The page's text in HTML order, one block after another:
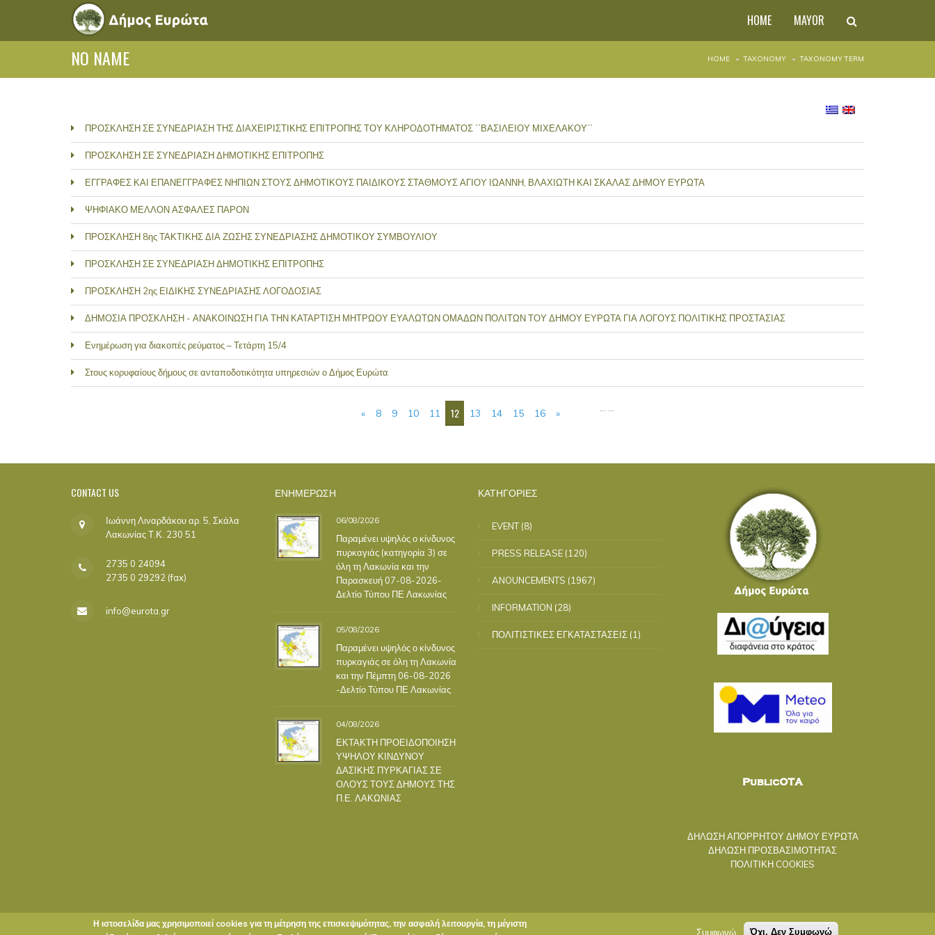
HOME MAYOR
NO NAME HOME TAXONOMY TAXONOMY TERM
ΠΡΟΣΚΛΗΣΗ ΣΕ ΣΥΝΕΔΡΙΑΣΗ ΤΗΣ ΔΙΑΧΕΙΡΙΣΤΙΚΗΣ ΕΠΙΤΡΟΠΗΣ ΤΟΥ ΚΛΗΡΟΔΟΤΗΜΑΤΟΣ ΄΄ΒΑΣΙΛΕΙΟΥ ΜΙΧΕΛΑΚΟΥ΄΄
ΠΡΟΣΚΛΗΣΗ ΣΕ ΣΥΝΕΔΡΙΑΣΗ ΔΗΜΟΤΙΚΗΣ ΕΠΙΤΡΟΠΗΣ
ΕΓΓΡΑΦΕΣ ΚΑΙ ΕΠΑΝΕΓΓΡΑΦΕΣ ΝΗΠΙΩΝ ΣΤΟΥΣ ΔΗΜΟΤΙΚΟΥΣ ΠΑΙΔΙΚΟΥΣ ΣΤΑΘΜΟΥΣ ΑΓΙΟΥ ΙΩΑΝΝΗ, ΒΛΑΧΙΩΤΗ ΚΑΙ ΣΚΑΛΑΣ ΔΗΜΟΥ ΕΥΡΩΤΑ
ΨΗΦΙΑΚΟ ΜΕΛΛΟΝ ΑΣΦΑΛΕΣ ΠΑΡΟΝ
ΠΡΟΣΚΛΗΣΗ 8ης ΤΑΚΤΙΚΗΣ ΔΙΑ ΖΩΣΗΣ ΣΥΝΕΔΡΙΑΣΗΣ ΔΗΜΟΤΙΚΟΥ ΣΥΜΒΟΥΛΙΟΥ
ΠΡΟΣΚΛΗΣΗ ΣΕ ΣΥΝΕΔΡΙΑΣΗ ΔΗΜΟΤΙΚΗΣ ΕΠΙΤΡΟΠΗΣ
ΠΡΟΣΚΛΗΣΗ 2ης ΕΙΔΙΚΗΣ ΣΥΝΕΔΡΙΑΣΗΣ ΛΟΓΟΔΟΣΙΑΣ
ΔΗΜΟΣΙΑ ΠΡΟΣΚΛΗΣΗ - ΑΝΑΚΟΙΝΩΣΗ ΓΙΑ ΤΗΝ ΚΑΤΑΡΤΙΣΗ ΜΗΤΡΩΟΥ ΕΥΑΛΩΤΩΝ ΟΜΑΔΩΝ ΠΟΛΙΤΩΝ ΤΟΥ ΔΗΜΟΥ ΕΥΡΩΤΑ ΓΙΑ ΛΟΓΟΥΣ ΠΟΛΙΤΙΚΗΣ ΠΡΟΣΤΑΣΙΑΣ
Ενημέρωση για διακοπές ρεύματος – Τετάρτη 15/4
Στους κορυφαίους δήμους σε ανταποδοτικότητα υπηρεσιών ο Δήμος Ευρώτα
« 8 9 10 11 12 13 14 15 16 »
CONTACT US
Ιωάννη Λιναρδάκου αρ. 5, Σκάλα
Λακωνίας Τ.Κ. 230 51
2735 0 24094
2735 0 29292 (fax)
info@eurota.gr
ΕΝΗΜΕΡΩΣΗ
06/08/2026
Παραμένει υψηλός ο κίνδυνος
πυρκαγιάς (κατηγορία 3) σε
όλη τη Λακωνία και την
Παρασκευή 07-08-2026-
Δελτίο Τύπου ΠΕ Λακωνίας
05/08/2026
Παραμένει υψηλός ο κίνδυνος
πυρκαγιάς σε όλη τη Λακωνία
και την Πέμπτη 06-08-2026
-Δελτίο Τύπου ΠΕ Λακωνίας
04/08/2026
ΕΚΤΑΚΤΗ ΠΡΟΕΙΔΟΠΟΙΗΣΗ
ΥΨΗΛΟΥ ΚΙΝΔΥΝΟΥ
ΔΑΣΙΚΗΣ ΠΥΡΚΑΓΙΑΣ ΣΕ
ΟΛΟΥΣ ΤΟΥΣ ΔΗΜΟΥΣ ΤΗΣ
Π.Ε. ΛΑΚΩΝΙΑΣ
ΚΑΤΗΓΟΡΙΕΣ
EVENT(8)
PRESS RELEASE (120)
ANOUNCEMENTS (1967)
INFORMATION (28)
ΠΟΛΙΤΙΣΤΙΚΕΣ ΕΓΚΑΤΑΣΤΑΣΕΙΣ (1)
ΔΗΛΩΣΗ ΑΠΟΡΡΗΤΟΥ ΔΗΜΟΥ ΕΥΡΩΤΑ
ΔΗΛΩΣΗ ΠΡΟΣΒΑΣΙΜΟΤΗΤΑΣ
ΠΟΛΙΤΙΚΗ COOKIES
Η ιστοσελίδα μας χρησιμοποιεί cookies για τη μέτρηση της επισκεψιμότητας, την ασφαλή λειτουργία, τη μέγιστη
Συμφωνώ Όχι, Δεν Συμφωνώ